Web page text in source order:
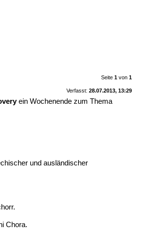
Seite 1von 1
Verfasst: 28.07.2013, 13:29
ein Wochenende zum Thema
und ausländischer
Chora.